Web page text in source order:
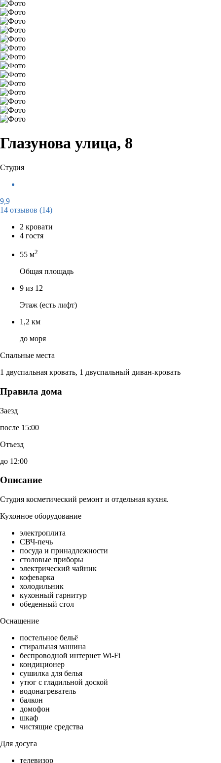
Глазунова улица, 8
Студия
9,9
14 отзывов (14)
2 кровати
4 гостя
55 м2
Общая площадь
9 из 12
Этаж (есть лифт)
1,2 км
до моря
Спальные места
1 двуспальная кровать, 1 двуспальный диван-кровать
Правила дома
Заезд
после 15:00
Отъезд
до 12:00
Описание
Студия косметический ремонт и отдельная кухня.
Кухонное оборудование
электроплита
СВЧ-печь
посуда и принадлежности
столовые приборы
электрический чайник
кофеварка
холодильник
кухонный гарнитур
обеденный стол
Оснащение
постельное бельё
стиральная машина
беспроводной интернет Wi-Fi
кондиционер
сушилка для белья
утюг с гладильной доской
водонагреватель
балкон
домофон
шкаф
чистящие средства
Для досуга
телевизор